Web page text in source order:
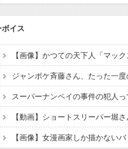
イス
スーパーナンペイの事件の犯人